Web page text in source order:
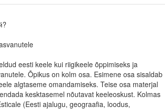
eesti keele kui riigikeele õppimiseks ja
Õpikus on kolm osa. Esimene osa sisaldab
algtaseme omandamiseks. Teise osa materjal
kesktasemel nõutavat keeleoskust. Kolmas
(Eesti ajalugu, geograafia, loodus,